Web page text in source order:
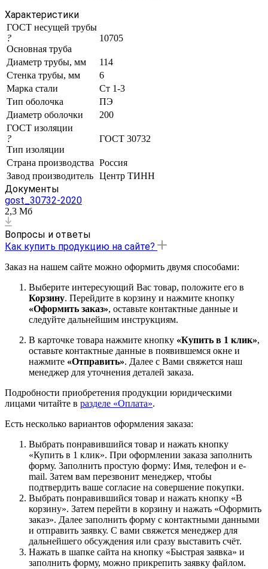
Характеристики
ГОСТ несущей трубы
?
Основная труба
10705
Диаметр трубы, мм
114
Стенка трубы, мм
6
Марка стали
Ст 1-3
Тип оболочка
ПЭ
Диаметр оболочки
200
ГОСТ изоляции
?
Тип изоляции
ГОСТ 30732
Страна производства Россия
Завод производитель Центр ТИНН
Документы
gost_30732-2020
2,3 Мб
Вопросы и ответы
Как купить продукцию на сайте?
Заказ на нашем сайте можно оформить двумя способами:
Выберите интересующий Вас товар, положите его в
Корзину. Перейдите в корзину и нажмите кнопку
«Оформить заказ», оставьте контактные данные и
следуйте дальнейшим инструкциям.
В карточке товара нажмите кнопку «Купить в 1 клик»,
оставьте контактные данные в появившемся окне и
нажмите «Отправить». Далее с Вами свяжется наш
менеджер для уточнения деталей заказа.
Подробности приобретения продукции юридическими
лицами читайте в разделе «Оплата».
Есть несколько вариантов оформления заказа:
Выбрать понравившийся товар и нажать кнопку
«Купить в 1 клик». При оформлении заказа заполнить
форму. Заполнить простую форму: Имя, телефон и e-
mail. Затем вам перезвонит менеджер, чтобы
подтвердить ваше согласие на совершение покупки.
Выбрать понравившийся товар и нажать кнопку «В
корзину». Затем перейти в корзину и нажать «Оформить
заказ». Далее заполнить форму с контактными данными
и отправить заявку. С вами свяжется менеджер для
дальнейшего обсуждения или сразу выставить счёт.
Нажать в шапке сайта на кнопку «Быстрая заявка» и
заполнить форму, можно прикрепить заявку файлом.